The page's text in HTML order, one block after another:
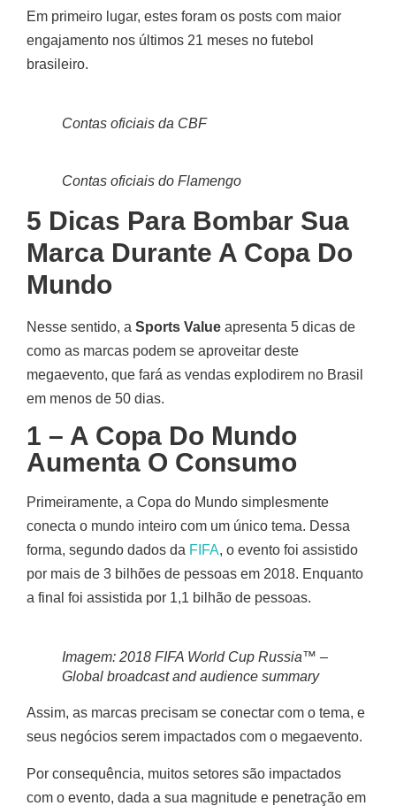
Em primeiro lugar, estes foram os posts com maior
engajamento nos últimos 21 meses no futebol
brasileiro.
Contas oficiais da CBF
Contas oficiais do Flamengo
5 Dicas Para Bombar Sua
Marca Durante A Copa Do
Mundo
Nesse sentido, a Sports Value apresenta 5 dicas de
como as marcas podem se aproveitar deste
megaevento, que fará as vendas explodirem no Brasil
em menos de 50 dias.
1 – A Copa Do Mundo
Aumenta O Consumo
Primeiramente, a Copa do Mundo simplesmente
conecta o mundo inteiro com um único tema. Dessa
forma, segundo dados da FIFA, o evento foi assistido
por mais de 3 bilhões de pessoas em 2018. Enquanto
a final foi assistida por 1,1 bilhão de pessoas.
Imagem: 2018 FIFA World Cup Russia™ –
Global broadcast and audience summary
Assim, as marcas precisam se conectar com o tema, e
seus negócios serem impactados com o megaevento.
Por consequência, muitos setores são impactados
com o evento, dada a sua magnitude e penetração em